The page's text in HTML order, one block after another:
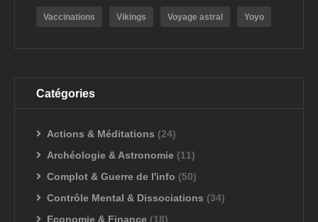
Vaccinations Vikings Voyage astral Yoyo
Catégories
Actions & Méditations (24)
Archéologie & Astronomie (11)
Complot & Guerre de l'info (50)
Contrôle Mental & Dissociations (34)
Economie & Finance (18)